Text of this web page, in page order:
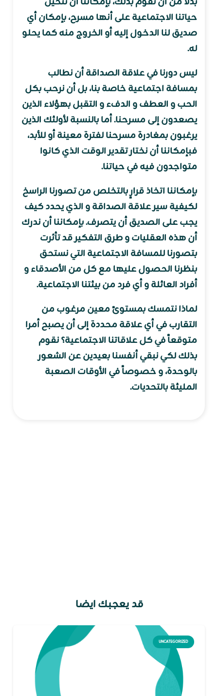
حياتنا الاجتماعية على أنها مسرح، بإمكان أي
صديق لنا الدخول إليه أو الخروج منه كما يحلو
له.
ليس دورنا في علاقة الصداقة أن نطالب
بمسافة اجتماعية خاصة بنا، بل أن نرحب بكل
الحب و العطف و الدفء و التقبل بهؤلاء الذين
يصعدون إلى مسرحنا. أما بالنسبة لأولئك الذين
يرغبون بمغادرة مسرحنا لفترة معينة أو للأبد،
فبإمكاننا أن نختار تقدير الوقت الذي كانوا
متواجدون فيه في حياتنا.
بإمكاننا اتخاذ قرارٍ بالتخلص من تصورنا الراسخ
لكيفية سير علاقة الصداقة و الذي يحدد كيف
يجب على الصديق أن يتصرف. بإمكاننا أن ندرك
أن هذه العقليات و طرق التفكير قد تأثرت
بتصورنا للمسافة الاجتماعية التي نستحق
بنظرنا الحصول عليها مع كل من الأصدقاء و
أفراد العائلة و أي فرد من بيئتنا الاجتماعية.
لماذا نتمسك بمستوىً معين مرغوب من
التقارب في أي علاقة محددة إلى أن يصبح أمرا
متوقعاً في كل علاقاتنا الاجتماعية؟ نقوم
بذلك لكي نبقي أنفسنا بعيدين عن الشعور
بالوحدة، و خصوصاً في الأوقات الصعبة
المليئة بالتحديات.
قد يعجبك ايضا
UNCATEGORIZED